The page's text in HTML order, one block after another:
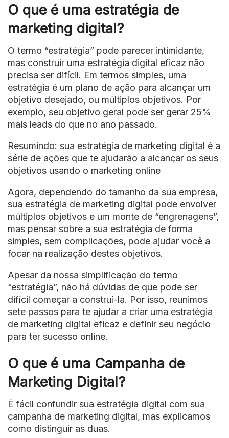
O que é uma estratégia de
marketing digital?
O termo “estratégia” pode parecer intimidante,
mas construir uma estratégia digital eficaz não
precisa ser difícil. Em termos simples, uma
estratégia é um plano de ação para alcançar um
objetivo desejado, ou múltiplos objetivos. Por
exemplo, seu objetivo geral pode ser gerar 25%
mais leads do que no ano passado.
Resumindo: sua estratégia de marketing digital é a
série de ações que te ajudarão a alcançar os seus
objetivos usando o marketing online
Agora, dependendo do tamanho da sua empresa,
sua estratégia de marketing digital pode envolver
múltiplos objetivos e um monte de “engrenagens”,
mas pensar sobre a sua estratégia de forma
simples, sem complicações, pode ajudar você a
focar na realização destes objetivos.
Apesar da nossa simplificação do termo
“estratégia”, não há dúvidas de que pode ser
difícil começar a construí-la. Por isso, reunimos
sete passos para te ajudar a criar uma estratégia
de marketing digital eficaz e definir seu negócio
para ter sucesso online.
O que é uma Campanha de
Marketing Digital?
É fácil confundir sua estratégia digital com sua
campanha de marketing digital, mas explicamos
como distinguir as duas.